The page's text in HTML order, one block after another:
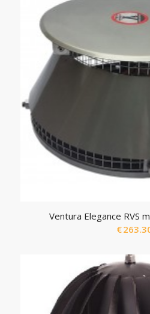
Ventura Elegance RVS
€